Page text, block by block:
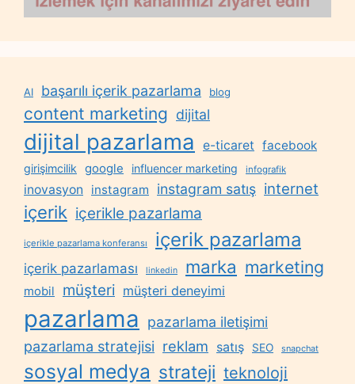
AI başarılı içerik pazarlama blog
content marketing dijital
dijital pazarlama e-ticaret facebook
girişimcilik google influencer marketing infografik
inovasyon instagram instagram satış internet
içerik içerikle pazarlama
içerikle pazarlama konferansı içerik pazarlama
içerik pazarlaması linkedin marka marketing
mobil müşteri müşteri deneyimi
pazarlama
pazarlama iletişimi
pazarlama stratejisi reklam satış SEO snapchat
sosyal medya strateji teknoloji